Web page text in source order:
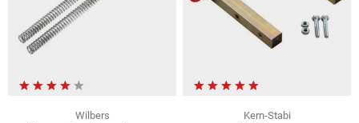
Wilbers
Kern-Stabi